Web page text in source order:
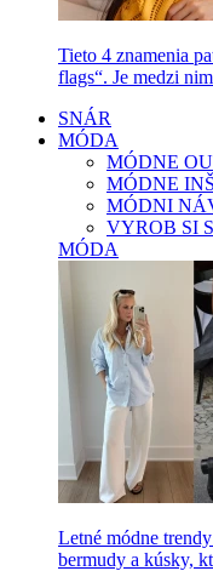
Tieto 4 znamenia
flags“. Je medzi
SNÁR
MÓDA
MÓDNE
MÓDNE
MÓDNI
VYROB SI
MÓDA
Letné módne
bermudy a kúsky,